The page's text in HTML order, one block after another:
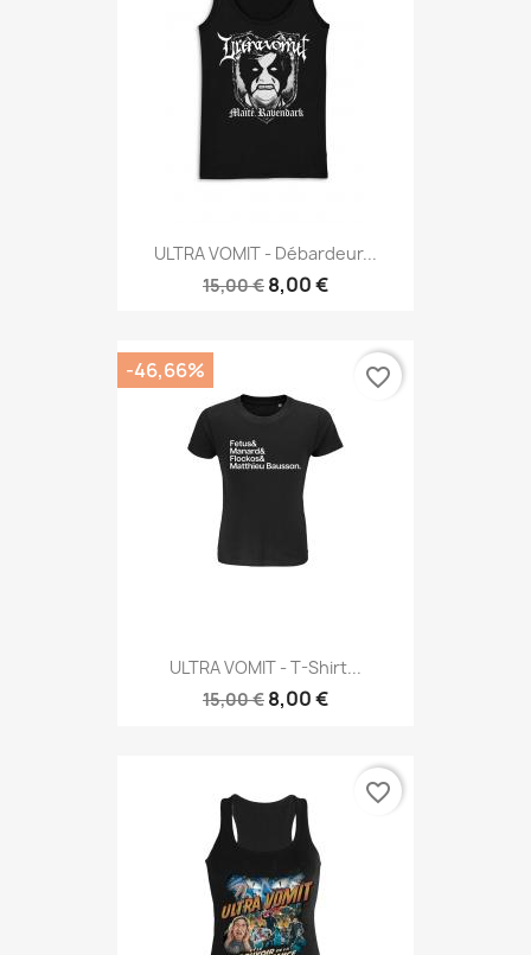
ULTRA VOMIT - Débardeur...
15,00 € 8,00 €
ULTRA VOMIT - T-Shirt...
15,00 € 8,00 €
-46,66% favorite_border
favorite_border